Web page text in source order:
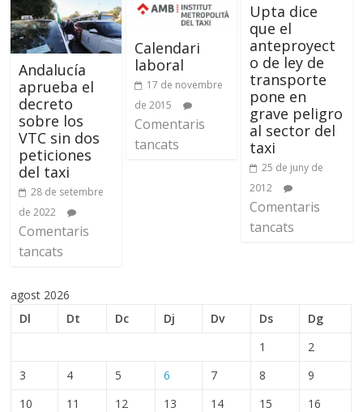
Andalucía
aprueba el
decreto
sobre los
VTC sin dos
peticiones
del taxi
28 de setembre
de 2022
Comentaris
tancats
Calendari
laboral
17 de novembre
de 2015
Comentaris
tancats
Upta dice
que el
anteproyect
o de ley de
transporte
pone en
grave peligro
al sector del
taxi
25 de juny de
2012
Comentaris
tancats
agost 2026
Dl
Dt Dc Dj Dv Ds
Dg
1
2
3
4 5 6 7 8
9
10
11 12 13 14 15
16